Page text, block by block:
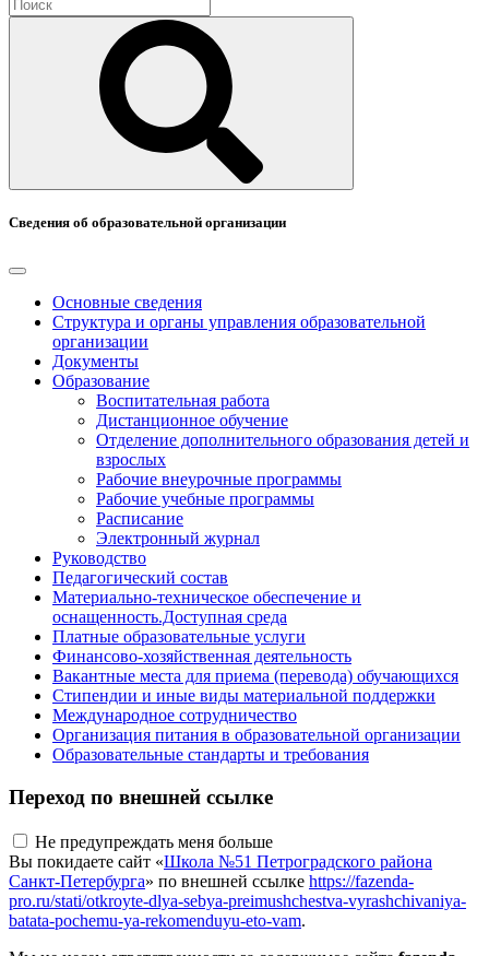
Сведения об образовательной организации
Основные сведения
Структура и органы управления образовательной
организации
Документы
Образование
Воспитательная работа
Дистанционное обучение
Отделение дополнительного образования детей и
взрослых
Рабочие внеурочные программы
Рабочие учебные программы
Расписание
Электронный журнал
Руководство
Педагогический состав
Материально-техническое обеспечение и
оснащенность.Доступная среда
Платные образовательные услуги
Финансово-хозяйственная деятельность
Вакантные места для приема (перевода) обучающихся
Стипендии и иные виды материальной поддержки
Международное сотрудничество
Организация питания в образовательной организации
Образовательные стандарты и требования
Переход по внешней ссылке
Не предупреждать меня больше
Вы покидаете сайт «Школа №51 Петроградского района
Санкт-Петербурга» по внешней ссылке https://fazenda-
pro.ru/stati/otkroyte-dlya-sebya-preimushchestva-vyrashchivaniya-
batata-pochemu-ya-rekomenduyu-eto-vam.